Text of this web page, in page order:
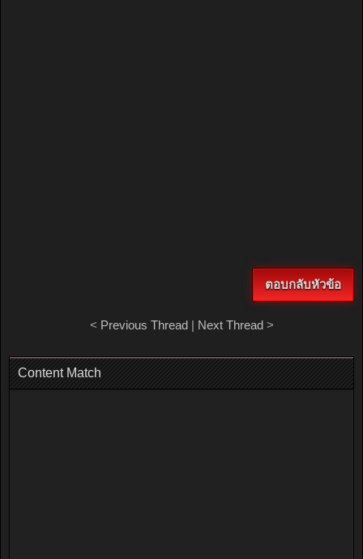
ตอบกลับหัวข้อ
< Previous Thread| Next Thread>
Content Match